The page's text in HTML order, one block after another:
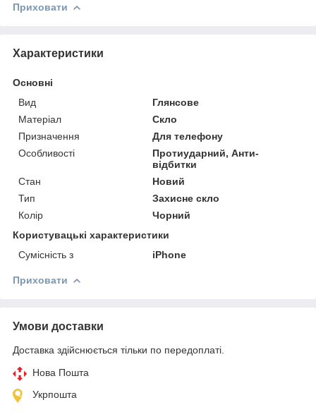
Приховати
Характеристики
Основні
Вид
Глянсове
Матеріал
Скло
Призначення
Для телефону
Особливості
Протиударний, Анти-
відбитки
Стан
Новий
Тип
Захисне скло
Колір
Чорний
Користувацькi характеристики
Сумісність з
iPhone
Приховати
Умови доставки
Доставка здійснюється тільки по передоплаті.
Нова Пошта
Укрпошта